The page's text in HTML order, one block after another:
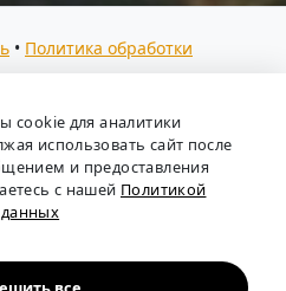
• Политика обработки
рейтинги и
о кадровых агентствах
ключевые тенденции рынка
зарплат, уровень
в отрасли, чтобы вы
«Кадровые агентства
cookie для аналитики
использовать сайт после
и предоставления
с нашей Политикой